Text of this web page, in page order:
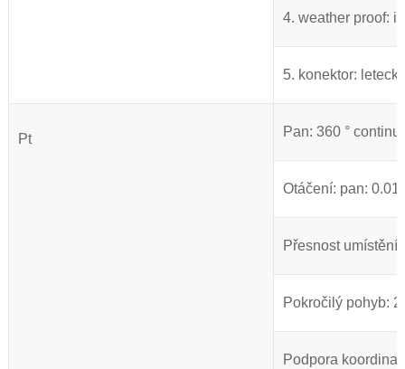
4. weather proof:
5. konektor:
Pt Pan: 360 °
Otáčení: pan: 0.01
Přesnost umístění:
Pokročilý pohyb:
Podpora